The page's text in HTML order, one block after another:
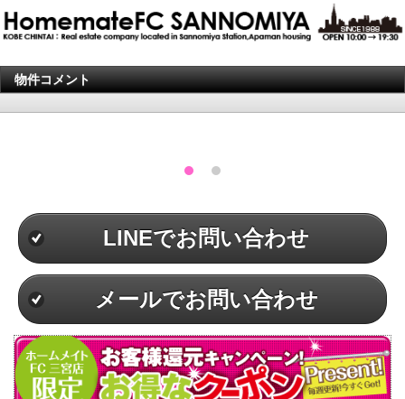
物件コメント
LINEでお問い合わせ
メールでお問い合わせ